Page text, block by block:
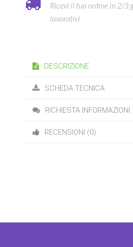
Ricevi il tuo ordine in 2/3
lavorativi
DESCRIZIONE
SCHEDA TECNICA
RICHIESTA INFORMAZIONI
RECENSIONI (0)